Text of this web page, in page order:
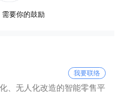
要你的鼓励
我要联络
、无人化改造的智能零售平